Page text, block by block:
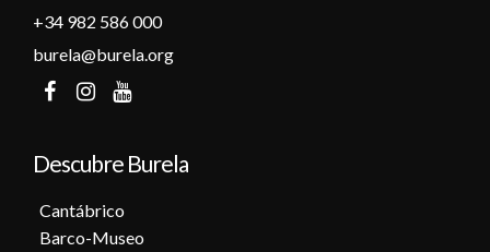
+34 982 586 000
burela@burela.org
Descubre Burela
Cantábrico
Barco-Museo